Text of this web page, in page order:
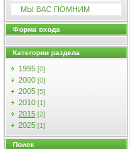
МЫ ВАС ПОМНИМ
Форма входа
Категории раздела
1995 [0]
2000 [0]
2005 [5]
2010 [1]
2015 [2]
2025 [1]
Поиск